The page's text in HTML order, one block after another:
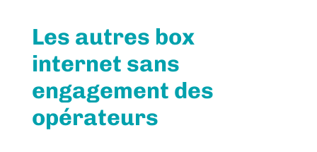
Les autres box
internet sans
engagement des
opérateurs